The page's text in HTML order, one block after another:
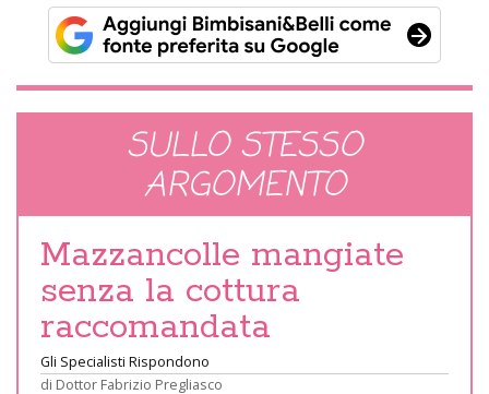
SULLO STESSO
ARGOMENTO
Mazzancolle mangiate
senza la cottura
raccomandata
Gli Specialisti Rispondono
di Dottor Fabrizio Pregliasco